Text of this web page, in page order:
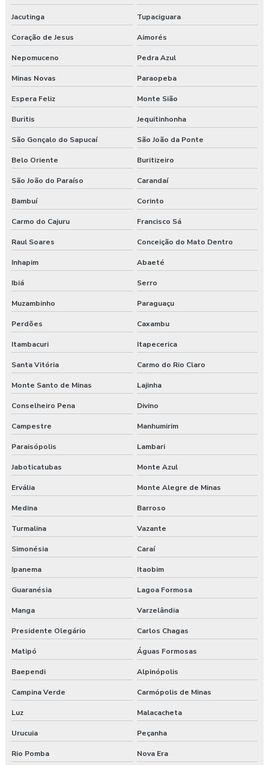
Jacutinga Tupaciguara
Coração de Jesus Aimorés
Nepomuceno Pedra Azul
Minas Novas Paraopeba
Espera Feliz Monte Sião
Buritis Jequitinhonha
São Gonçalo do Sapucaí São João da Ponte
Belo Oriente Buritizeiro
São João do Paraíso Carandaí
Bambuí Corinto
Carmo do Cajuru Francisco Sá
Raul Soares Conceição do Mato Dentro
Inhapim Abaeté
Ibiá Serro
Muzambinho Paraguaçu
Perdões Caxambu
Itambacuri Itapecerica
Santa Vitória Carmo do Rio Claro
Monte Santo de Minas Lajinha
Conselheiro Pena Divino
Campestre Manhumirim
Paraisópolis Lambari
Jaboticatubas Monte Azul
Ervália Monte Alegre de Minas
Medina Barroso
Turmalina Vazante
Simonésia Caraí
Ipanema Itaobim
Guaranésia Lagoa Formosa
Manga Varzelândia
Presidente Olegário Carlos Chagas
Matipó Águas Formosas
Baependi Alpinópolis
Campina Verde Carmópolis de Minas
Luz Malacacheta
Urucuia Peçanha
Rio Pomba Nova Era